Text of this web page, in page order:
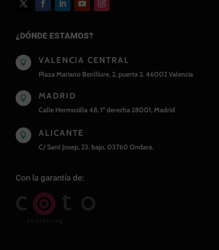
¿DÓNDE ESTAMOS?
 VALENCIA CENTRAL
Plaza Mariano Benlliure, 2, puerta 2. 46002 Valencia
 MADRID
Calle Hermosilla 48, 1º derecha 28001, Madrid
 ALICANTE
C/ Sant Josep, 23. bajo. 03760 Ondara.
Con la garantía de: